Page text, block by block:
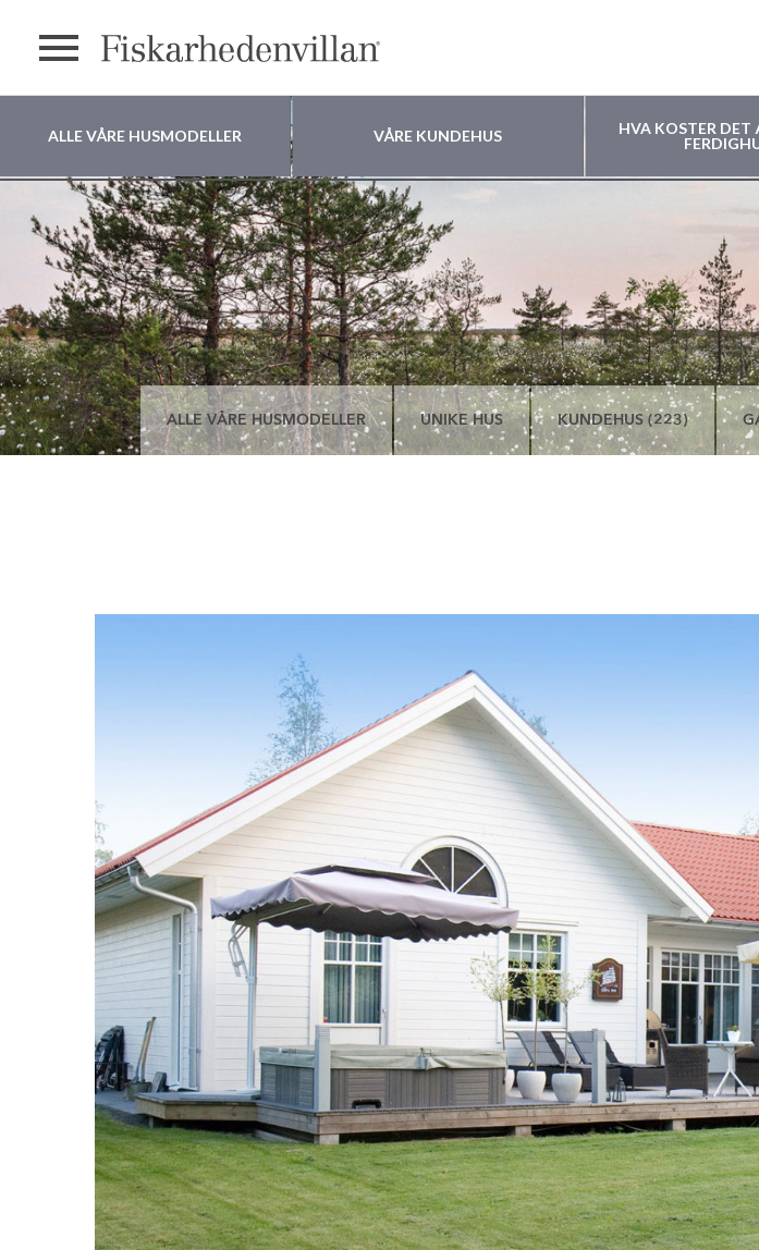
ALLE VÅRE HUSMODELLER VÅRE KUNDEHUS
HVA KOSTER DET
Hvor vil du bygge
huset ditt?
ALLE VÅRE HUSMODELLER UNIKE HUS KUNDEHUS (223)